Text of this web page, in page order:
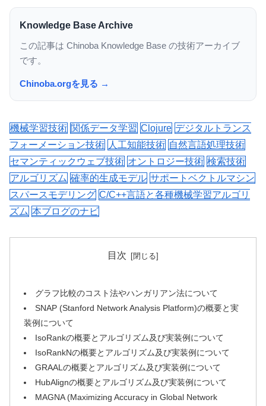
Knowledge Base Archive
この記事は Chinoba Knowledge Base の技術アーカイブ
です。
Chinoba.orgを見る →
機械学習技術 関係データ学習 Clojure デジタルトランス
フォーメーション技術 人工知能技術 自然言語処理技術
セマンティックウェブ技術 オントロジー技術 検索技術
アルゴリズム 確率的生成モデル サポートベクトルマシン
スパースモデリング C/C++言語と各種機械学習アルゴリ
ズム 本ブログのナビ
目次
グラフ比較のコスト法やハンガリアン法について
SNAP (Stanford Network Analysis Platform)の概要と実
装例について
IsoRankの概要とアルゴリズム及び実装例について
IsoRankNの概要とアルゴリズム及び実装例について
GRAALの概要とアルゴリズム及び実装例について
HubAlignの概要とアルゴリズム及び実装例について
MAGNA (Maximizing Accuracy in Global Network